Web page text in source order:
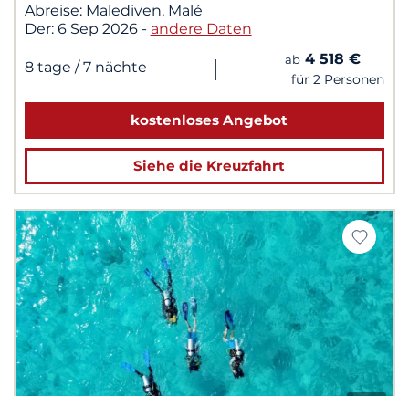
Abreise: Malediven, Malé
Der: 6 Sep 2026 - andere Daten
8 tage / 7 nächte | ab 4 518 €
für 2 Personen
kostenloses Angebot
Siehe die Kreuzfahrt